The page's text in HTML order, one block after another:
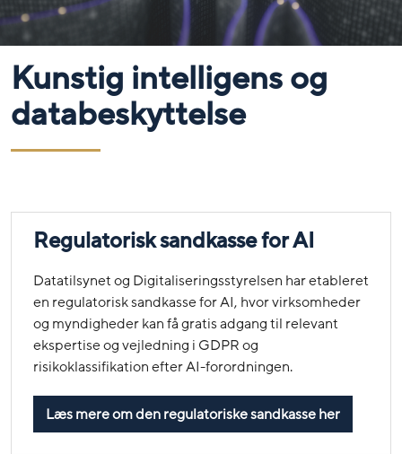
Kunstig intelligens og
databeskyttelse
Regulatorisk sandkasse for AI
Datatilsynet og Digitaliseringsstyrelsen har etableret
en regulatorisk sandkasse for AI, hvor virksomheder
og myndigheder kan få gratis adgang til relevant
ekspertise og vejledning i GDPR og
risikoklassifikation efter AI-forordningen.
Læs mere om den regulatoriske sandkasse her